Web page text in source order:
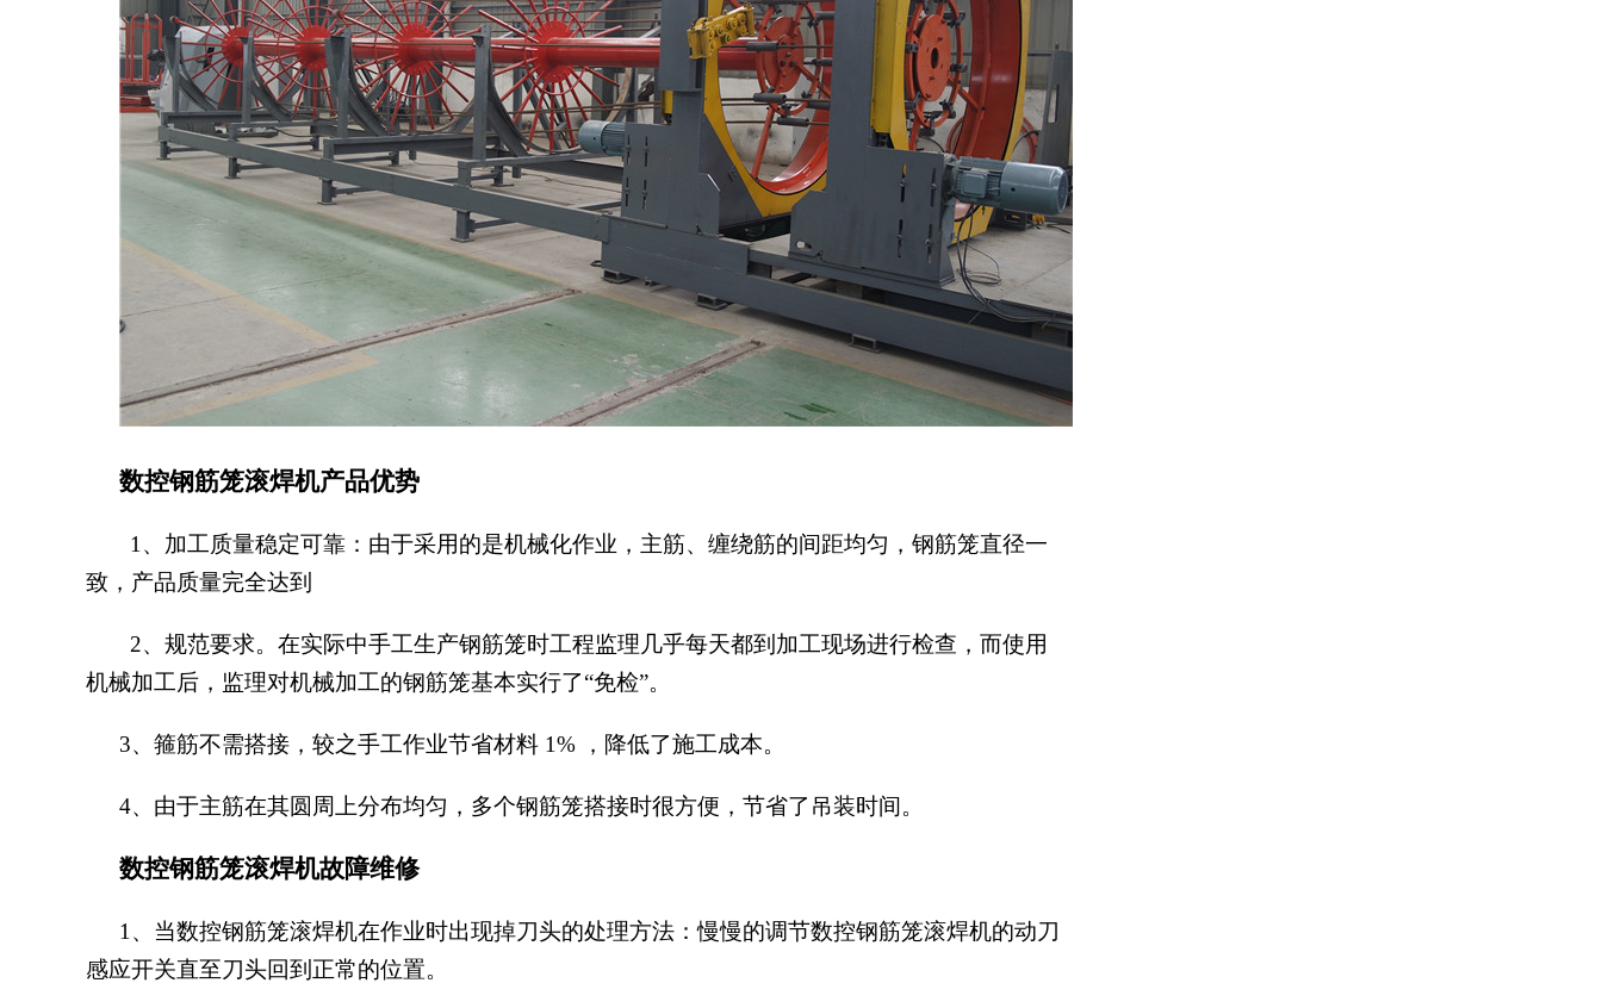
数控钢筋笼滚焊机产品优势
1、 加工质量稳定可靠：由于采用的是机械化作业，主筋、缠绕筋的间距均匀，钢筋笼直径一
致，产品质量完全达到
2、规范要求。在实际中手工生产钢筋笼时工程监理几乎每天都到加工现场进行检查，而使用
机械加工后，监理对机械加工的钢筋笼基本实行了“免检”。
3、箍筋不需搭接，较之手工作业节省材料 1% ，降低了施工成本。
4、由于主筋在其圆周上分布均匀，多个钢筋笼搭接时很方便，节省了吊装时间。
数控钢筋笼滚焊机故障维修
1、当数控钢筋笼滚焊机在作业时出现掉刀头的处理方法：慢慢的调节数控钢筋笼滚焊机的动刀
感应开关直至刀头回到正常的位置。